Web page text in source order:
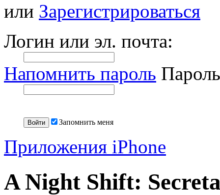
или Зарегистрироваться
Логин или эл. почта:
Напомнить пароль
Запомнить меня
Приложения iPhone
A Night Shift: